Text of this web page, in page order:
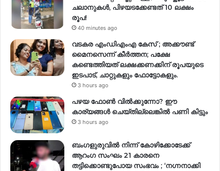
ചലാനുകൾ, പിഴയടക്കേണ്ടത് 10 ലക്ഷം
രൂപ!
40 minutes ago
വടകര എംഡിഎംഎ കേസ് ; അക്കൗണ്ട്
മൈനസെന്ന് കീർത്തന; പക്ഷേ
കണ്ടെത്തിയത് ലക്ഷക്കണക്കിന് രൂപയുടെ
ഇടപാട്, ചാറ്റുകളും ഫോട്ടോകളും.
3 hours ago
പഴയ ഫോൺ വിൽക്കുന്നോ? ഈ
കാര്യങ്ങൾ ചെയ്തില്ലെങ്കിൽ പണി കിട്ടും
3 hours ago
ബംഗളുരുവിൽ നിന്ന് കോഴിക്കോടേക്ക്
ആറംഗ സംഘം 21 കാരനെ
തട്ടിക്കൊണ്ടുപോയ സംഭവം ; ‘നഗ്നനാക്കി